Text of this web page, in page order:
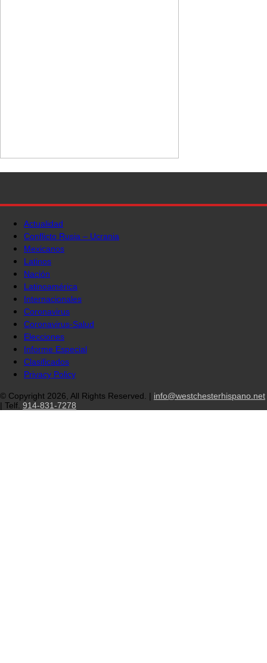
Actualidad
Conflicto Rusia – Ucrania
Mexicanos
Latinos
Nación
Latinoamérica
Internacionales
Coronavirus
Coronavirus-Salud
Elecciones
Informe Especial
Clasificados
Privacy Policy
© Copyright 2026, All Rights Reserved. | info@westchesterhispano.net
| Telf. 914-831-7278